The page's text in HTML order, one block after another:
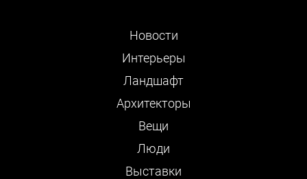
Новости
Интерьеры
Ландшафт
Архитекторы
Вещи
Люди
Выставки